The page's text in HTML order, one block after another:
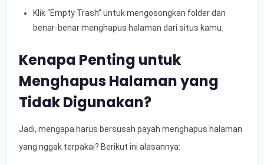
Klik “Empty Trash” untuk mengosongkan folder dan
benar-benar menghapus halaman dari situs kamu.
Kenapa Penting untuk
Menghapus Halaman yang
Tidak Digunakan?
Jadi, mengapa harus bersusah payah menghapus halaman
yang nggak terpakai? Berikut ini alasannya: